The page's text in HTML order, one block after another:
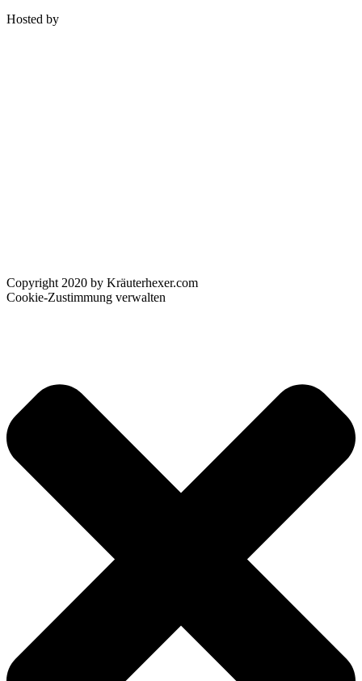
Hosted by
Copyright 2020 by Kräuterhexer.com
Cookie-Zustimmung verwalten